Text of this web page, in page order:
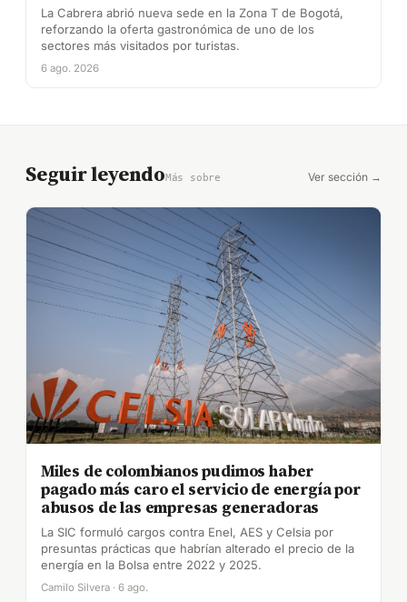
La Cabrera abrió nueva sede en la Zona T de Bogotá,
reforzando la oferta gastronómica de uno de los
sectores más visitados por turistas.
6 ago. 2026
Seguir leyendoMás sobre Ver sección →
Miles de colombianos pudimos haber
pagado más caro el servicio de energía por
abusos de las empresas generadoras
La SIC formuló cargos contra Enel, AES y Celsia por
presuntas prácticas que habrían alterado el precio de la
energía en la Bolsa entre 2022 y 2025.
Camilo Silvera · 6 ago.